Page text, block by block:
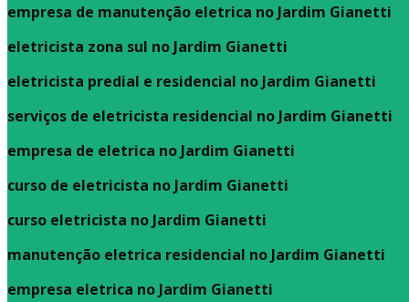
empresa de manutenção eletrica no Jardim Gianetti
eletricista zona sul no Jardim Gianetti
eletricista predial e residencial no Jardim Gianetti
serviços de eletricista residencial no Jardim Gianetti
empresa de eletrica no Jardim Gianetti
curso de eletricista no Jardim Gianetti
curso eletricista no Jardim Gianetti
manutenção eletrica residencial no Jardim Gianetti
empresa eletrica no Jardim Gianetti